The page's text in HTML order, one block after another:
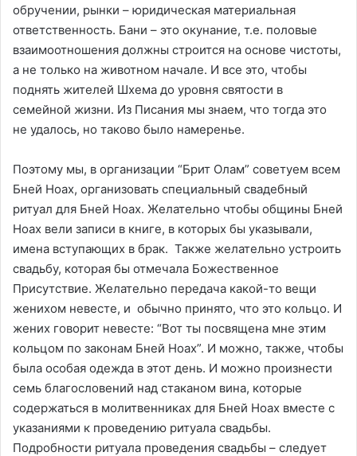
обручении, рынки – юридическая материальная
ответственность. Бани – это окунание, т.е. половые
взаимоотношения должны строится на основе чистоты,
а не только на животном начале. И все это, чтобы
поднять жителей Шхема до уровня святости в
семейной жизни. Из Писания мы знаем, что тогда это
не удалось, но таково было намеренье.
Поэтому мы, в организации “Брит Олам” советуем всем
Бней Ноах, организовать специальный свадебный
ритуал для Бней Ноах. Желательно чтобы общины Бней
Ноах вели записи в книге, в которых бы указывали,
имена вступающих в брак. Также желательно устроить
свадьбу, которая бы отмечала Божественное
Присутствие. Желательно передача какой-то вещи
женихом невесте, и обычно принято, что это кольцо. И
жених говорит невесте: “Вот ты посвящена мне этим
кольцом по законам Бней Ноах”. И можно, также, чтобы
была особая одежда в этот день. И можно произнести
семь благословений над стаканом вина, которые
содержаться в молитвенниках для Бней Ноах вместе с
указаниями к проведению ритуала свадьбы.
Подробности ритуала проведения свадьбы – следует